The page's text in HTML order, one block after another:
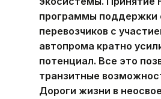
программы поддержки
перевозчиков с
автопрома кратно
потенциал. Все это
транзитные
Дороги жизни в